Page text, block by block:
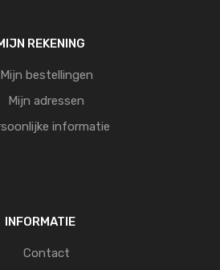
REKENING
Mijn bestellingen
Mijn adressen
informatie
INFORMATIE
Contact